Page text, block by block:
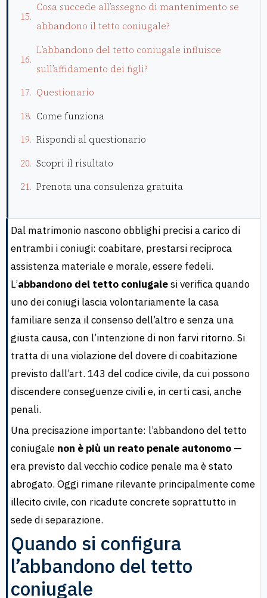
Cosa succede all’assegno di mantenimento se
abbandono il tetto coniugale?
L’abbandono del tetto coniugale influisce
sull’affidamento dei figli?
Questionario
Come funziona
Rispondi al questionario
Scopri il risultato
Prenota una consulenza gratuita
Dal matrimonio nascono obblighi precisi a carico di
entrambi i coniugi: coabitare, prestarsi reciproca
assistenza materiale e morale, essere fedeli.
L’abbandono del tetto coniugalesi verifica quando
uno dei coniugi lascia volontariamente la casa
familiare senza il consenso dell’altro e senza una
giusta causa, con l’intenzione di non farvi ritorno. Si
tratta di una violazione del dovere di coabitazione
previsto dall’art. 143 del codice civile, da cui possono
discendere conseguenze civili e, in certi casi, anche
penali.
Una precisazione importante: l’abbandono del tetto
coniugale non è più un reato penale autonomo —
era previsto dal vecchio codice penale ma è stato
abrogato. Oggi rimane rilevante principalmente come
illecito civile, con ricadute concrete soprattutto in
sede di separazione.
Quando si configura
l’abbandono del tetto
coniugale